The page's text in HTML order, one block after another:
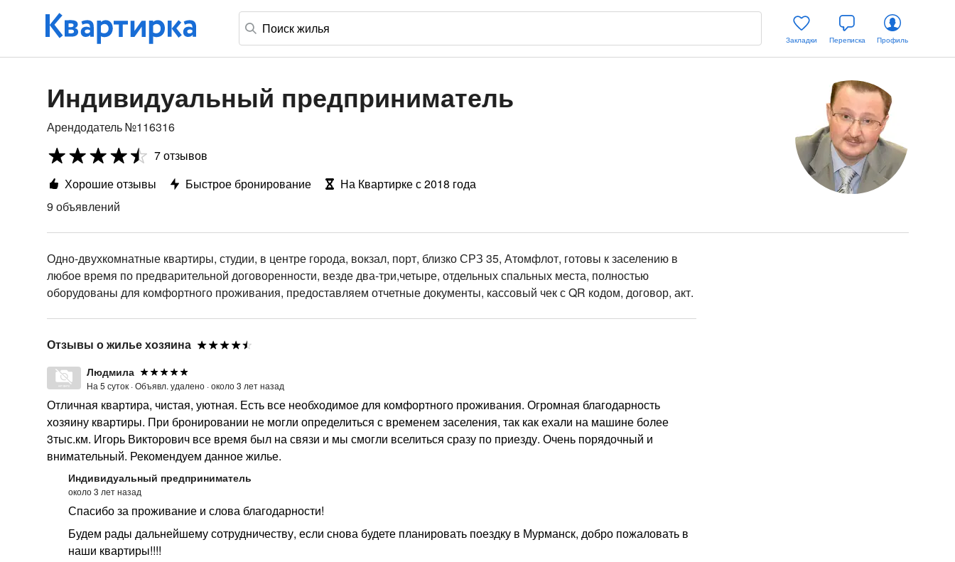
Закладки Переписка Профиль
Индивидуальный предприниматель
Арендодатель №116316
7 отзывов
Хорошие отзывы
Быстрое бронирование
На Квартирке с 2018 года
9 объявлений
Одно-двухкомнатные квартиры, студии, в центре города, вокзал, порт, близко СРЗ 35, Атомфлот, готовы к заселению в
любое время по предварительной договоренности, везде два-три,четыре, отдельных спальных места, полностью
оборудованы для комфортного проживания, предоставляем отчетные документы, кассовый чек с QR кодом, договор, акт.
Отзывы о жилье хозяина
Людмила
На 5 суток ·Объявл. удалено ·около 3 лет назад
Отличная квартира, чистая, уютная. Есть все необходимое для комфортного проживания. Огромная благодарность
хозяину квартиры. При бронировании не могли определиться с временем заселения, так как ехали на машине более
3тыс.км. Игорь Викторович все время был на связи и мы смогли вселиться сразу по приезду. Очень порядочный и
внимательный. Рекомендуем данное жилье.
Индивидуальный предприниматель
около 3 лет назад
Спасибо за проживание и слова благодарности!
Будем рады дальнейшему сотрудничеству, если снова будете планировать поездку в Мурманск, добро пожаловать в
наши квартиры!!!!